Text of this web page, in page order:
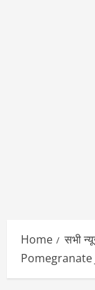
Home
सभी
Pomegranate